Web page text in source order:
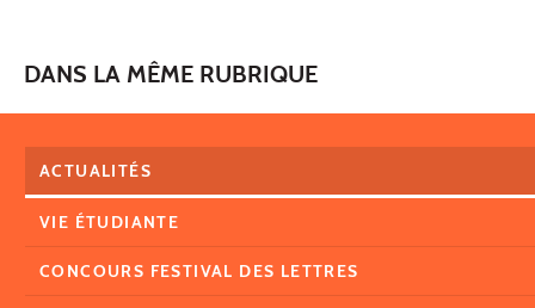
DANS LA MÊME RUBRIQUE
ACTUALITÉS
VIE ÉTUDIANTE
CONCOURS FESTIVAL DES LETTRES